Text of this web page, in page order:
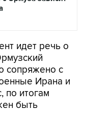
идет речь о
сопряжено с
Ирана и
по итогам
быть